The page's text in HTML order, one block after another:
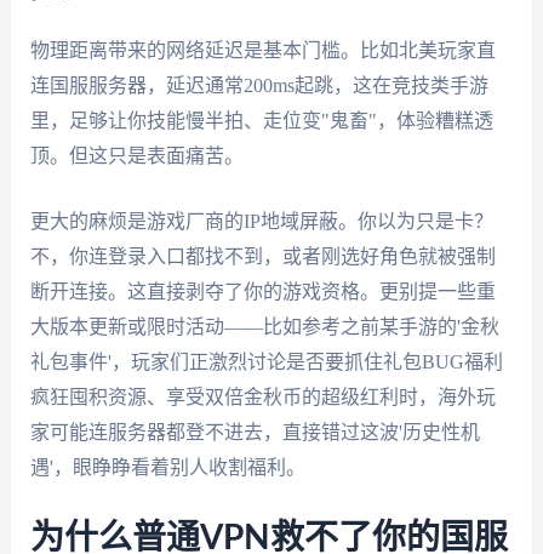
物理距离带来的网络延迟是基本门槛。比如北美玩家直
连国服服务器，延迟通常200ms起跳，这在竞技类手游
里，足够让你技能慢半拍、走位变"鬼畜"，体验糟糕透
顶。但这只是表面痛苦。
更大的麻烦是游戏厂商的IP地域屏蔽。你以为只是卡？
不，你连登录入口都找不到，或者刚选好角色就被强制
断开连接。这直接剥夺了你的游戏资格。更别提一些重
大版本更新或限时活动——比如参考之前某手游的'金秋
礼包事件'，玩家们正激烈讨论是否要抓住礼包BUG福利
疯狂囤积资源、享受双倍金秋币的超级红利时，海外玩
家可能连服务器都登不进去，直接错过这波'历史性机
遇'，眼睁睁看着别人收割福利。
为什么普通VPN救不了你的国服